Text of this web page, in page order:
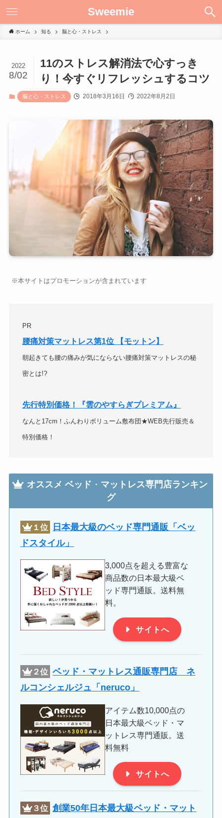
Sweemie
ホーム 知る 脳と心・ストレス
11のストレス解消法で心すっき
り！今すぐリフレッシュするコツ
2022
8/02
脳と心・ストレス 2018年3月16日 2022年8月2日
※本サイトはプロモーションが含まれています
PR
腰痛対策マットレス第1位 【モットン】
朝起きても腰の痛みが気にならない腰痛対策マットレスの秘
密とは!?
先行特別価格！『雲のやすらぎプレミアム』
なんと17cm！ふんわりボリューム敷布団★WEB先行販売＆
特別価格！
オススメ ベッド ・ マットレス専門店ランキン
グ
１位
日本最大級のベッド専門通販「ベッ
ドスタイル」
3,000点を超える豊富な
商品数の日本最大級ベ
ッド専門通販。送料無
料。
サイトへ
２位 ベッド・マットレス通販専門店 ネ
ルコンシェルジュ「 neruco 」
アイテム数10,000点の
日本最大級ベッド・マ
ットレス専門通販。送
料無料
サイトへ
３位 創業50年日本最大級ベッド・マット